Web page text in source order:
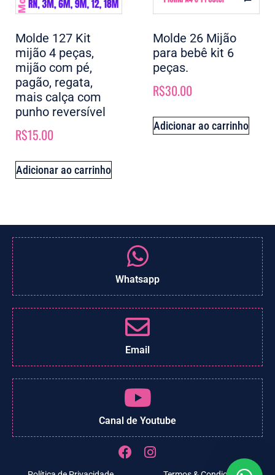
Molde 127 Kit
mijão 4 peças,
mijão com pé,
pagão, regata,
mais calça com
punho reversível
R$15.00
Adicionar ao carrinho
Molde 26 Mijão
para bebê kit 6
peças.
R$30.00
Adicionar ao carrinho
Whatsapp
Email
Canal de Youtube